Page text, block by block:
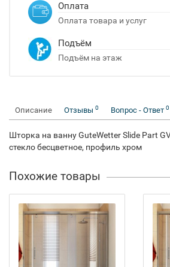
Оплата
Оплата товара и услуг
Подъём
Подъём на этаж
Описание Отзывы 0 Вопрос - Ответ 0
Шторка на ванну GuteWetter Slide Part
стекло бесцветное, профиль хром
Похожие товары